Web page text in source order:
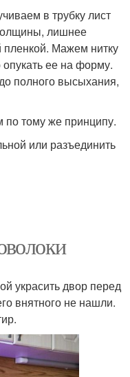
в трубку лист
лишнее
Мажем нитку
ее на форму.
полного высыхания,
по тому же принципу.
или разъединить
украсить двор перед
внятного не нашли.